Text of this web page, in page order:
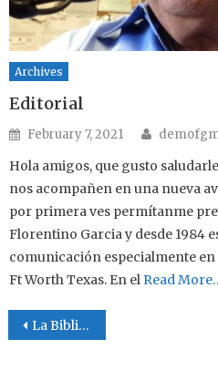
Archives
Editorial
Posted on
February 7, 2021 Author
Hola amigos, que gusto
nos acompañen en una nueva
por primera ves permítanme
Florentino Garcia y desde 1984
comunicación especialmente en
Ft Worth Texas. En el Read
Post navigation
La Biblia y la educación